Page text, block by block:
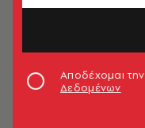
Αποδέχομαι την
Δεδομένων